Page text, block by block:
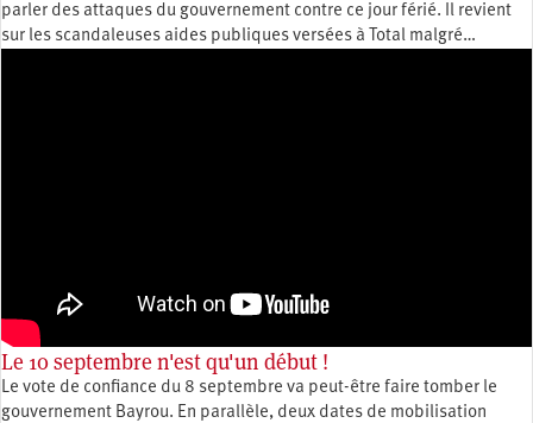
parler des attaques du gouvernement contre ce jour férié. Il revient
sur les scandaleuses aides publiques versées à Total malgré…
Le 10 septembre n'est qu'un début !
Le vote de confiance du 8 septembre va peut-être faire tomber le
gouvernement Bayrou. En parallèle, deux dates de mobilisation